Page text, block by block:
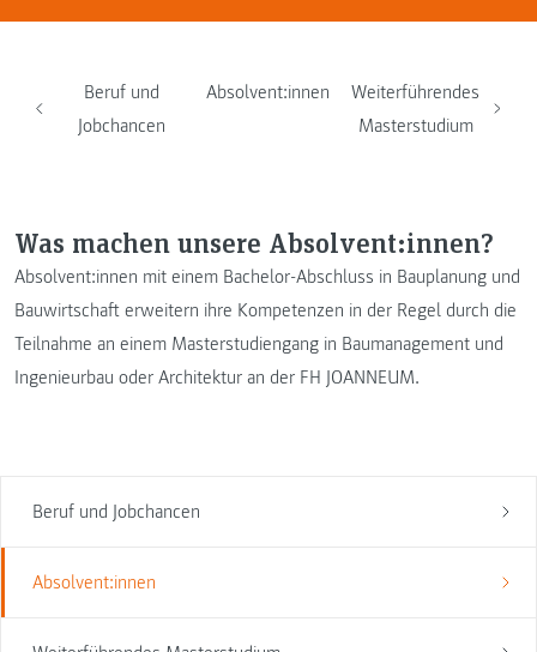
Beruf und
Jobchancen
Absolvent:innen
Weiterführendes
Masterstudium
Beruf und Jobchancen
Absolvent:innen
Was machen unsere Absolvent:innen?
Absolvent:innen mit einem Bachelor-Abschluss in Bauplanung und
Bauwirtschaft erweitern ihre Kompetenzen in der Regel durch die
Teilnahme an einem Masterstudiengang in Baumanagement und
Ingenieurbau oder Architektur an der FH JOANNEUM.